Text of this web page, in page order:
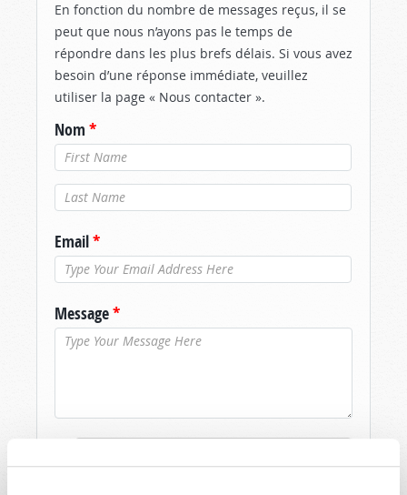
En fonction du nombre de messages reçus, il se
peut que nous n’ayons pas le temps de
répondre dans les plus brefs délais. Si vous avez
besoin d’une réponse immédiate, veuillez
utiliser la page « Nous contacter ».
Nom *
Nom de
famille*
Email*
Message*